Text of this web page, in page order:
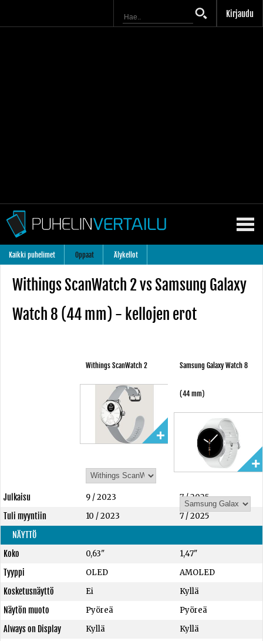
Kirjaudu
Kaikki puhelimet Oppaat Älykellot
Withings ScanWatch 2 vs Samsung Galaxy
Watch 8 (44 mm) - kellojen erot
Withings ScanWatch 2 Samsung Galaxy Watch 8
(44 mm)
Julkaisu 9 / 2023
7 / 2025
Tuli myyntiin
10 / 2023
7 / 2025
NÄYTTÖ
Koko
0,63"
1,47"
Tyyppi
OLED
AMOLED
Kosketusnäyttö
Ei
Kyllä
Näytön muoto
Pyöreä
Pyöreä
Always on Display
Kyllä
Kyllä